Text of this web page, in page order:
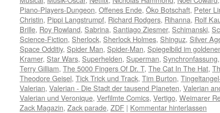
Piano-Players-Dungeon, Offenes Ende, Öko Botschaft, Peter
Christin, Pippi Langstrumpf, Richard Rodgers, Rihanna, Rolf
Brille, Roy Rowland, Sabrina, Santiago Ziesmer, Schimanski,
Science-Fiction, Sherlock, Sherlock Holmes, Shinguz, Silver
Space Odditiy, Spider Man, Spider-Man, Spiegelbild im
Kramer, Star Wars, Superhelden, Superman, Synchronfassung
Terry Gilliam, The 5000 Fingers Of Dr. T, The Cat In The Hat,
Theodore Geisel, Tick Trick und Track, Tim Burton,
Valerian, Valerian - Die Stadt der tausend Planeten, Valerian
Valerian und Veronique, Verfilmte Comics, Vertigo, Weimarer
Zack Magazin, Zack parade, ZDF | Kommentar hinterlassen